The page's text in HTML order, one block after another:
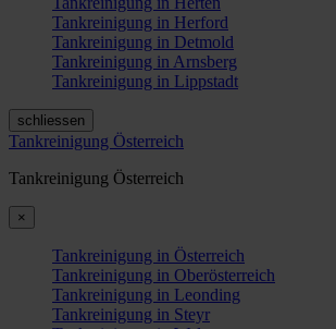
Tankreinigung in Herford
Tankreinigung in Detmold
Tankreinigung in Arnsberg
Tankreinigung in Lippstadt
schliessen
Tankreinigung Österreich
Tankreinigung Österreich
×
Tankreinigung in Österreich
Tankreinigung in Oberösterreich
Tankreinigung in Leonding
Tankreinigung in Steyr